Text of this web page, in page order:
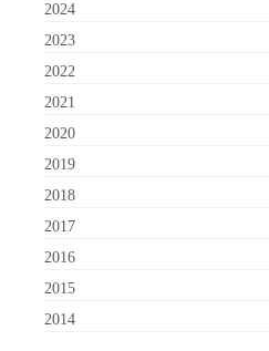
2024
2023
2022
2021
2020
2019
2018
2017
2016
2015
2014